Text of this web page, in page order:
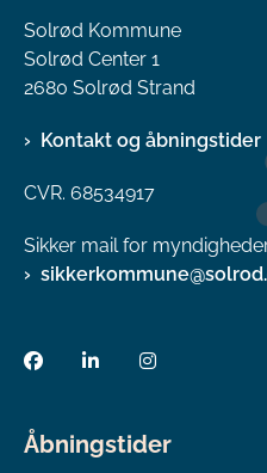
Solrød Kommune
Solrød Center 1
2680 Solrød Strand
Kontakt og åbningstider
CVR. 68534917
Sikker mail for
Åbningstider